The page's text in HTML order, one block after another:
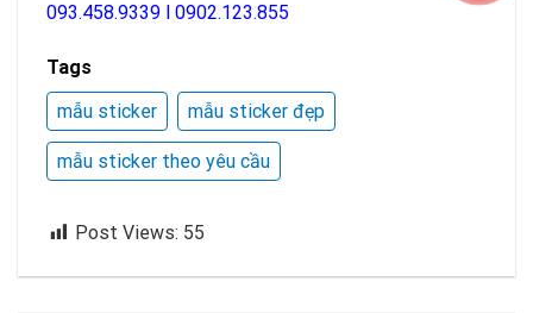
093.458.9339 l 0902.123.855
Tags
mẫu sticker
mẫu sticker đẹp
mẫu sticker theo yêu cầu
Post Views: 55